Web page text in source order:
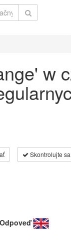
w
Skontrolujte sa
Odpoveď